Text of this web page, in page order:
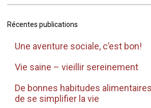
Récentes publications
Une aventure sociale, c’est bon!
Vie saine – vieillir sereinement
De bonnes habitudes
de se simplifier la vie